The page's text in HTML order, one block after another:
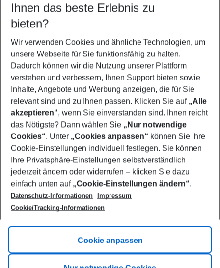
Find the perfect deal which suits your best
Your departure airport
Any airport
Select your date range
11/08/26–09/08/27 5-8 nights
Who will travel
2 adults No children
Show more filter
Footer
Footer navigation
Title A
Link A
Ihnen das beste Erlebnis zu
bieten?
Wir verwenden Cookies und ähnliche Technologien, um
unsere Webseite für Sie funktionsfähig zu halten.
Dadurch können wir die Nutzung unserer Plattform
verstehen und verbessern, Ihnen Support bieten sowie
Inhalte, Angebote und Werbung anzeigen, die für Sie
relevant sind und zu Ihnen passen. Klicken Sie auf „Alle
akzeptieren“, wenn Sie einverstanden sind. Ihnen reicht
das Nötigste? Dann wählen Sie „Nur notwendige
Cookies“. Unter „Cookies anpassen“ können Sie Ihre
Cookie-Einstellungen individuell festlegen. Sie können
Ihre Privatsphäre-Einstellungen selbstverständlich
jederzeit ändern oder widerrufen – klicken Sie dazu
einfach unten auf „Cookie-Einstellungen ändern“.
Datenschutz-Informationen
Impressum
Cookie/Tracking-Informationen
Cookie anpassen